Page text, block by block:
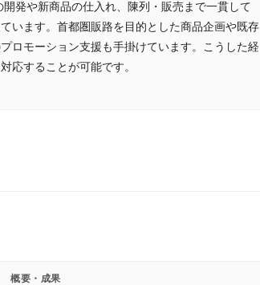
発や新商品の仕入れ、陳列・販売まで一貫して
います。首都圏販路を目的とした商品企画や既存
ロモーション支援も手掛けています。こうした経
応することが可能です。
概要・成果